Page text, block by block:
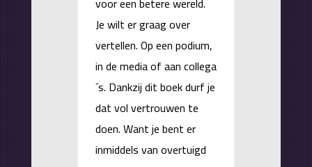
Je wilt er graag over
vertellen. Op een podium,
in de media of aan collega
´s. Dankzij dit boek durf je
dat vol vertrouwen te
doen. Want je bent er
inmiddels van overtuigd